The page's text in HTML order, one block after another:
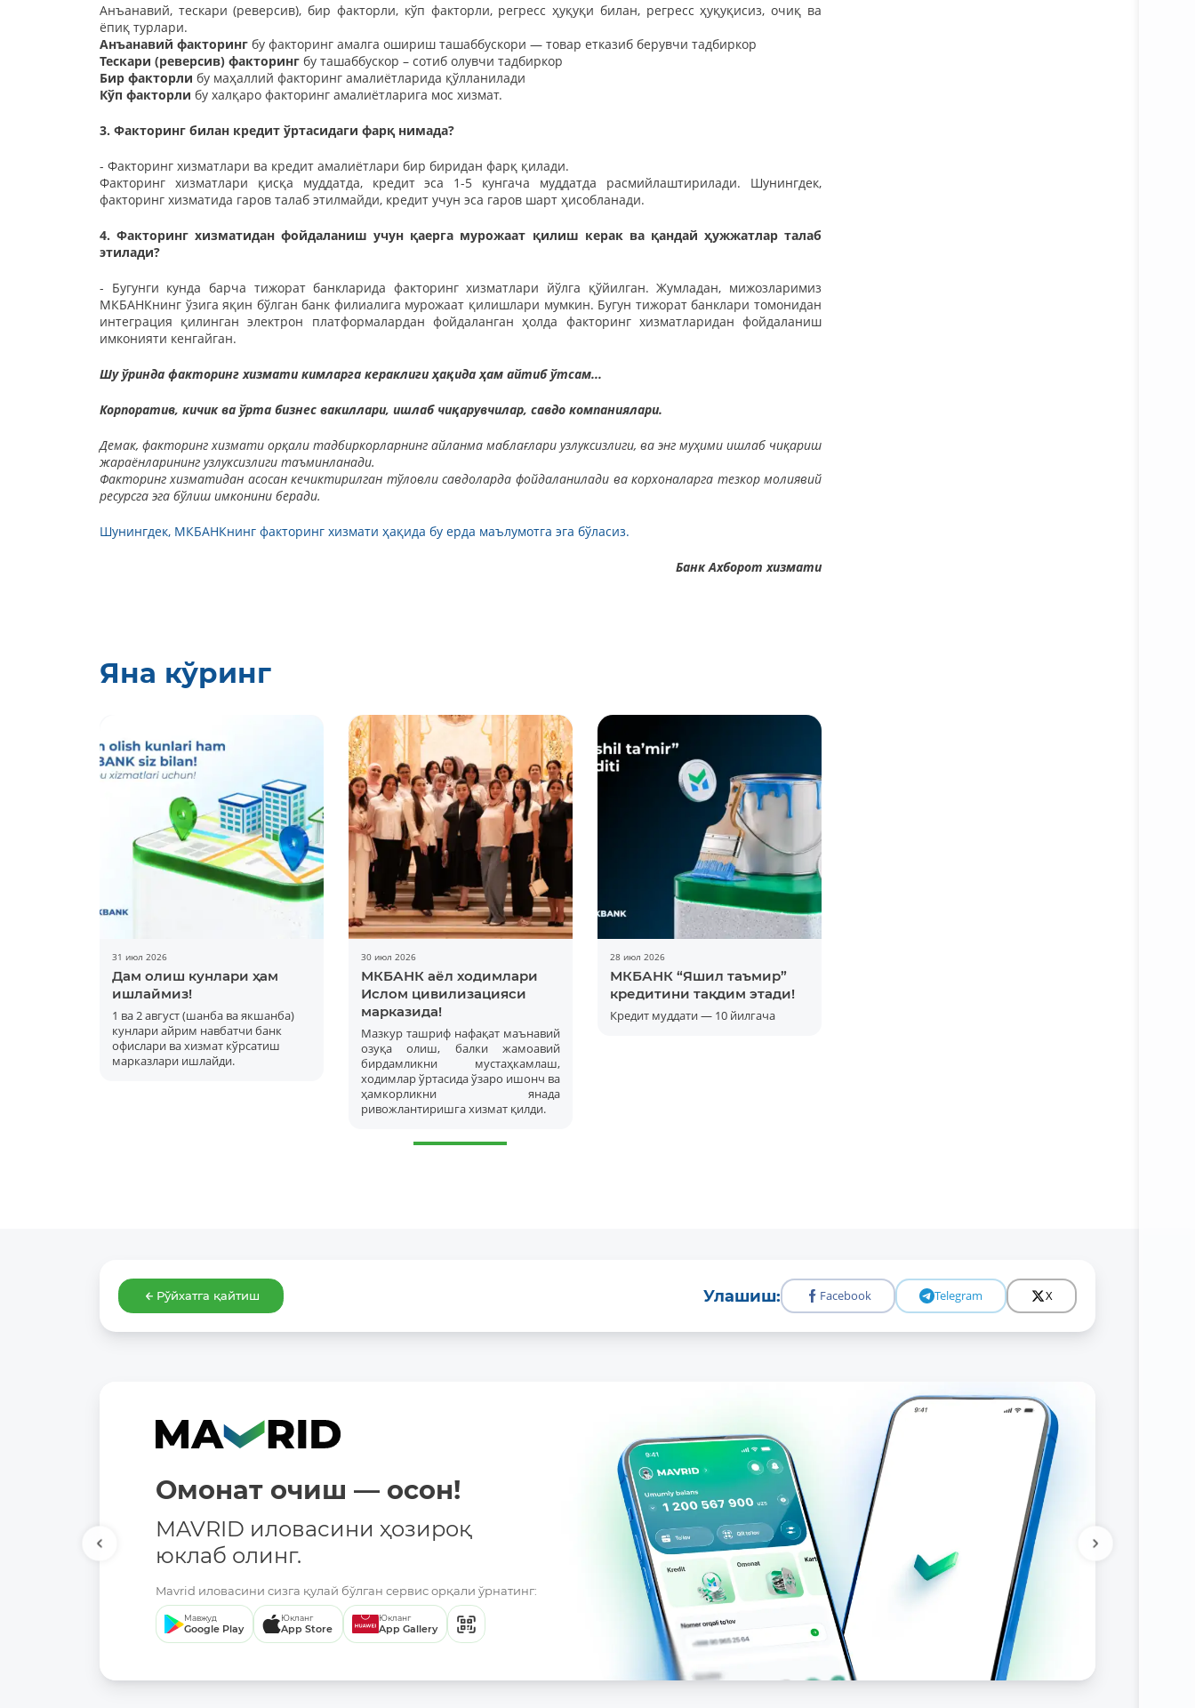
Aнъанавий, тескари (реверсив), бир факторли, кўп факторли, регресс ҳуқуқи билан, регресс ҳуқуқисиз, очиқ ва
ёпиқ турлари.
Aнъанавий факторингбу факторинг амалга ошириш ташаббускори — товар етказиб берувчи тадбиркор
Тескари (реверсив) факторингбу ташаббускор – сотиб олувчи тадбиркор
Бир факторли бу маҳаллий факторинг амалиётларида қўлланилади
Кўп факторли бу халқаро факторинг амалиётларига мос хизмат.
3. Факторинг билан кредит ўртасидаги фарқ нимада?
- Факторинг хизматлари ва кредит амалиётлари бир биридан фарқ қилади.
Факторинг хизматлари қисқа муддатда, кредит эса 1-5 кунгача муддатда расмийлаштирилади. Шунингдек,
факторинг хизматида гаров талаб этилмайди, кредит учун эса гаров шарт ҳисобланади.
4. Факторинг хизматидан фойдаланиш учун қаерга мурожаат қилиш керак ва қандай ҳужжатлар талаб
этилади?
- Бугунги кунда барча тижорат банкларида факторинг хизматлари йўлга қўйилган. Жумладан, мижозларимиз
МКБAНКнинг ўзига яқин бўлган банк филиалига мурожаат қилишлари мумкин. Бугун тижорат банклари томонидан
интеграция қилинган электрон платформалардан фойдаланган ҳолда факторинг хизматларидан фойдаланиш
имконияти кенгайган.
Шу ўринда факторинг хизмати кимларга кераклиги ҳақида ҳам айтиб ўтсам...
Корпоратив, кичик ва ўрта бизнес вакиллари, ишлаб чиқарувчилар, савдо компаниялари.
Демак, факторинг хизмати орқали тадбиркорларнинг айланма маблағлари узлуксизлиги, ва энг муҳими ишлаб чиқариш
жараёнларининг узлуксизлиги таъминланади.
Факторинг хизматидан асосан кечиктирилган тўловли савдоларда фойдаланилади ва корхоналарга тезкор молиявий
ресурсга эга бўлиш имконини беради.
Шунингдек, МКБAНКнинг факторинг хизмати ҳақида бу ерда маълумотга эга бўласиз.
Банк Aхборот хизмати
Яна кўринг
31 июл 2026
Дам олиш кунлари ҳам
ишлаймиз!
1 ва 2 август (шанба ва якшанба)
кунлари айрим навбатчи банк
офислари ва хизмат кўрсатиш
марказлари ишлайди.
30 июл 2026
МКБАНК аёл ходимлари
Ислом цивилизацияси
марказида!
Мазкур ташриф нафақат маънавий
озуқа олиш, балки жамоавий
бирдамликни мустаҳкамлаш,
ходимлар ўртасида ўзаро ишонч ва
ҳамкорликни янада
ривожлантиришга хизмат қилди.
28 июл 2026
МКБАНК “Яшил таъмир”
кредитини тақдим этади!
Кредит муддати — 10 йилгача
Рўйхатга қайтиш Улашиш: Facebook Telegram X
Омонат очиш — осон!
MAVRID иловасини ҳозироқ
юклаб олинг.
Mavrid иловасини сизга қулай бўлган сервис орқали ўрнатинг:
Мавжуд
Google Play
Юкланг
App Store
Юкланг
App Gallery